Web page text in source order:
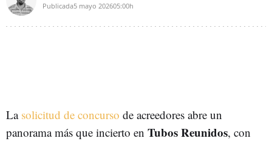
Publicada5 mayo 202605:00h
La solicitud de concurso de acreedores abre un
panorama más que incierto en Tubos Reunidos, con